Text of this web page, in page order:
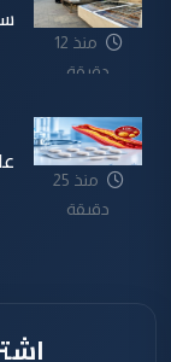
منذ 12
دقيقة
منذ 25
دقيقة